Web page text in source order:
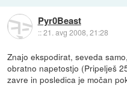
Pyr0Beast
::21. avg 2008, 21:28
Znajo ekspodirat, seveda
obratno napetostjo (Pripelješ
zavre in posledica je močan